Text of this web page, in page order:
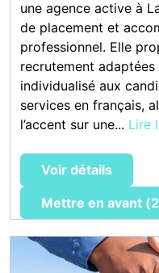
une agence active à
de placement et
professionnel. Elle
recrutement
individualisé aux
services en français,
l’accent sur une... Lire
Voir détails
Mettre en avant